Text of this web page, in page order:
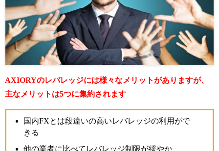
AXIORYのレバレッジには様々なメリットがありますが、
主なメリットは5つに集約されます
国内FXとは段違いの高いレバレッジの利用がで
きる
他の業者に比べてレバレッジ制限が緩やか